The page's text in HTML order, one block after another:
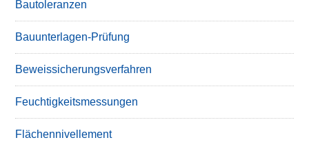
Bautoleranzen
Bauunterlagen-Prüfung
Beweissicherungsverfahren
Feuchtigkeitsmessungen
Flächennivellement